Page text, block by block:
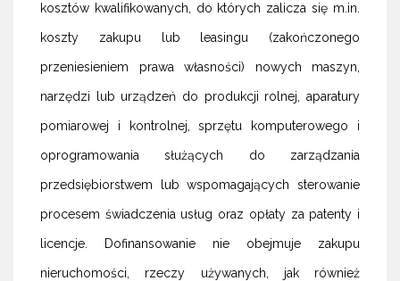
kosztów kwalifikowanych, do których zalicza się m.in.
koszty zakupu lub leasingu (zakończonego
przeniesieniem prawa własności) nowych maszyn,
narzędzi lub urządzeń do produkcji rolnej, aparatury
pomiarowej i kontrolnej, sprzętu komputerowego i
oprogramowania służących do zarządzania
przedsiębiorstwem lub wspomagających sterowanie
procesem świadczenia usług oraz opłaty za patenty i
licencje. Dofinansowanie nie obejmuje zakupu
nieruchomości, rzeczy używanych, jak również